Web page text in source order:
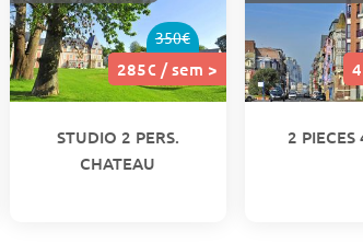
350€
285€ / sem >
STUDIO 2 PERS.
CHATEAU
2 PIECES